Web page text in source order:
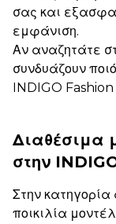
σας και
εμφάνιση.
Αν αναζητάτε
συνδυάζουν
INDIGO
Διαθέσιμα
στην
Στην
ποικιλία